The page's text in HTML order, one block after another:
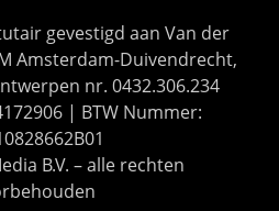
gevestigd aan Van der
Amsterdam-Duivendrecht,
nr. 0432.306.234
| BTW Nummer:
B.V. – alle rechten